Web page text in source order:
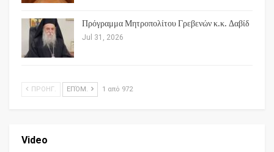
Πρόγραμμα Μητροπολίτου Γρεβενών κ.κ. Δαβίδ
Jul 31, 2026
ΠΡΟΗΓ. ΕΠΌΜ. 1 από 972
Video